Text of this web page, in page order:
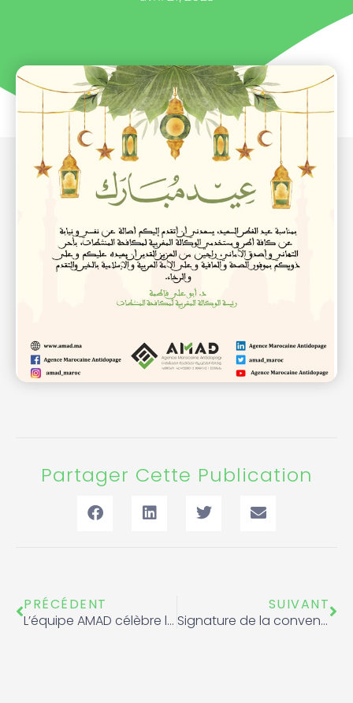
Partager Cette Publication
Précédent
PRÉCÉDENT
L’équipe AMAD célèbre la journée Franc Jeu
SUIVANT
Signature de la convention de coopération et de collaboration entre l’Agence Marocaine Antidopage et la Fédération Royale Marocaine de Voile.